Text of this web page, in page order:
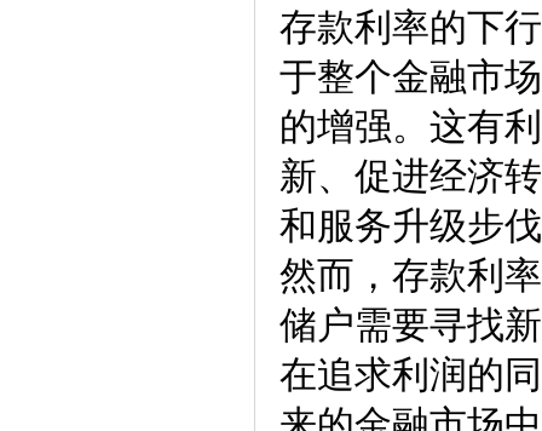
存款利率的下
于整个金融市
的增强。这有
新、促进经济
和服务升级步
然而，存款利
储户需要寻找
在追求利润的